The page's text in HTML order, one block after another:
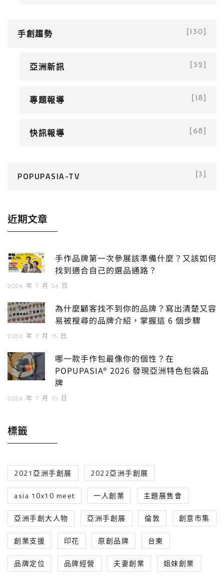
手創趨勢 [130]
亞洲新訊 [32]
專題報導 [18]
快訊報導 [68]
POPUPASIA-TV [3]
近期文章
手作品牌第一次參展該準備什麼？又該如何
找到適合自己的選品通路？
2026 年 7 月 24 日
為什麼顧客找不到你的品牌？寫出清楚又容
易被搜尋的品牌介紹，掌握這 6 個步驟
2026 年 7 月 15 日
哪一款手作包最像你的個性？在
POPUPASIA® 2026 發現亞洲特色包袋品
牌
2026 年 7 月 10 日
標籤
2021亞洲手創展 2022亞洲手創展
asia 10x10 meet 一人創業 主題展售會
亞洲手創大人物 亞洲手創展 倫敦 創意市集
創業支援 印花 原創品牌 台東
品牌定位 品牌經營 夫妻創業 姐妹創業